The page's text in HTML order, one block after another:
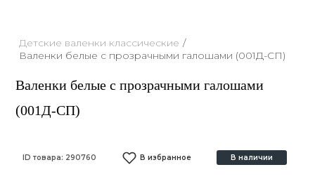
Детские валенки классические /
Валенки белые с прозрачными галошами (001Д-СП)
Валенки белые с прозрачными галошами
(001Д-СП)
ID товара: 290760 В избранное В наличии